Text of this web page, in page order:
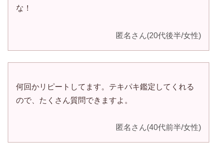
な！
匿名さん(20代後半/女性)
何回かリピートしてます。テキパキ鑑定してくれる
ので、たくさん質問できますよ。
匿名さん(40代前半/女性)